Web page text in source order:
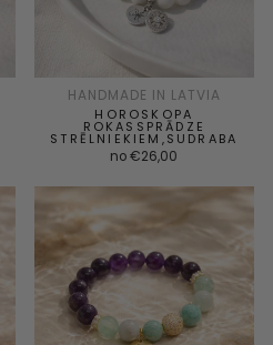
HANDMADE IN LATVIA
HOROSKOPA
ROKASSPRĀDZE
STRĒLNIEKIEM,SUDRABA
no €26,00